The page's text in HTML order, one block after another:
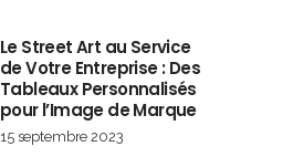
Le Street Art au Service
de Votre Entreprise : Des
Tableaux Personnalisés
pour l’Image de Marque
15 septembre 2023